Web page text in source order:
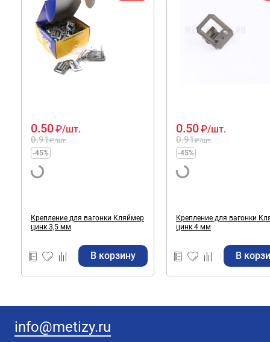
0.91₽/шт.
0.50 ₽/шт.
-45%
Крепление для вагонки Кляймер
цинк 3,5 мм
В корзину
0.91₽/шт.
0.50 ₽/шт.
-45%
Крепление для вагонки
цинк 4 мм
В
info@metizy.ru